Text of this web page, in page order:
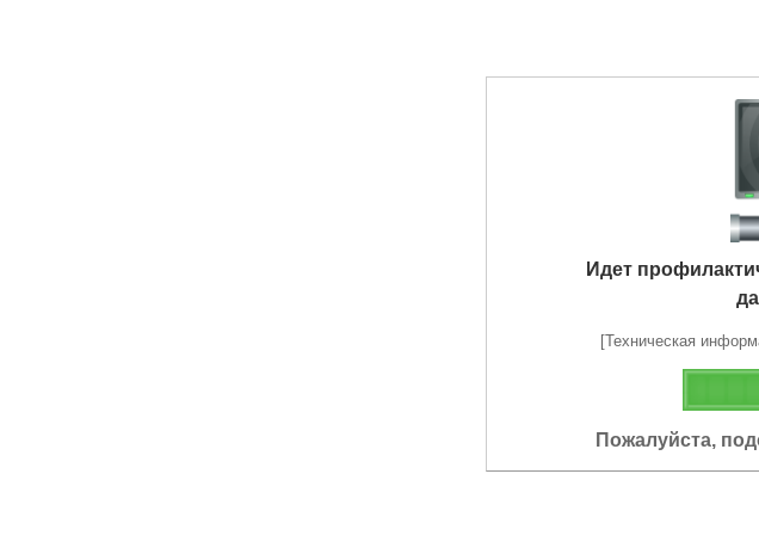
Идет
[Техническая
Пожалуйста,